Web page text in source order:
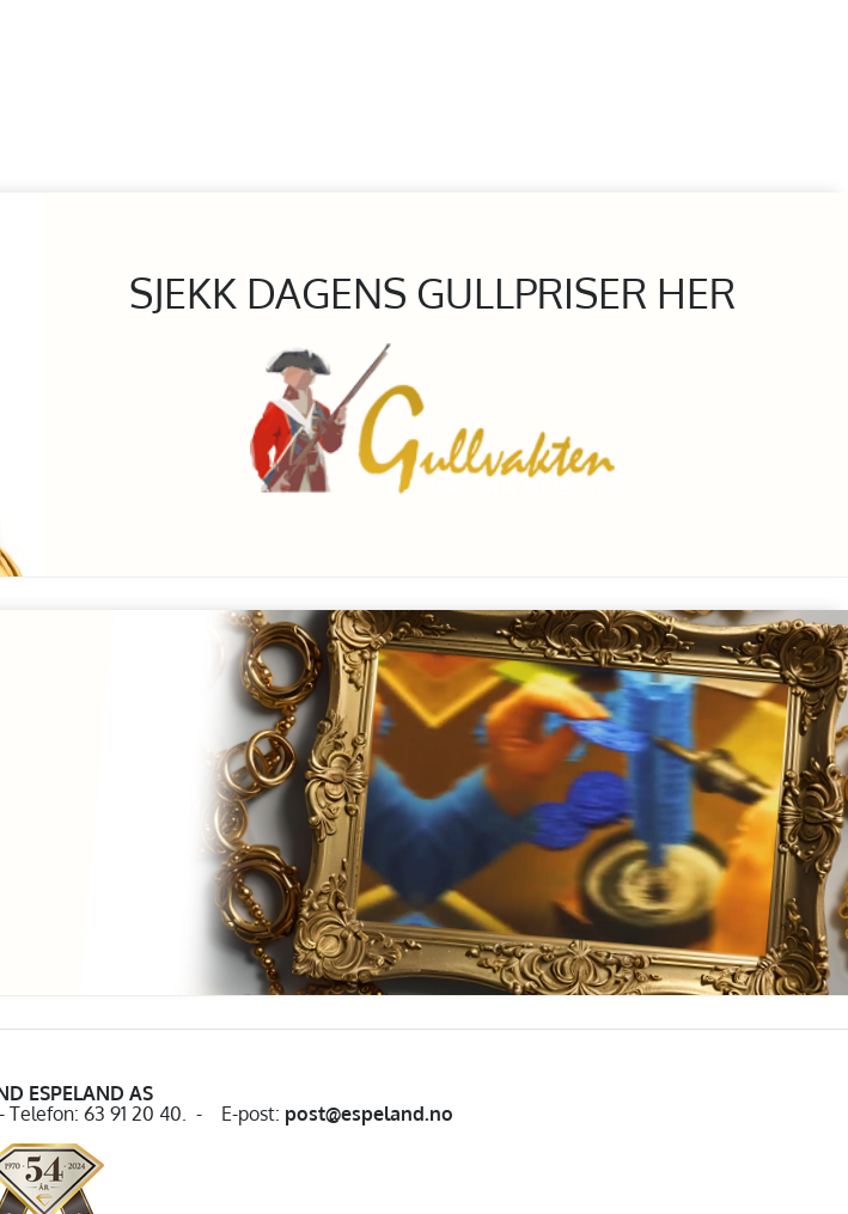
SJEKK DAGENS GULLPRISER HER
ESPELAND AS
- Telefon: 63 91 20 40. - E-post: post@espeland.no